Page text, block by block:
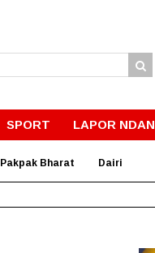
SPORT LAPOR NDAN
Pakpak Bharat Dairi